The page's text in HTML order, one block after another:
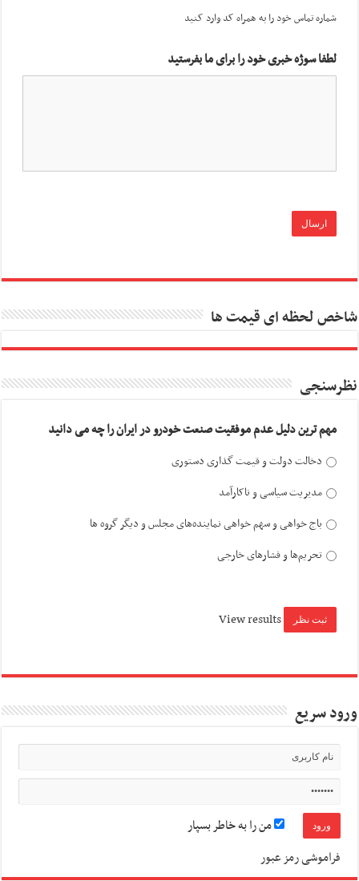
شماره تماس خود را به همراه کد وارد کنید
لطفا سوژه خبری خود را برای ما بفرستید
شاخص لحظه ای قیمت ها
نظرسنجی
مهم ترین دلیل عدم موفقیت صنعت خودرو در ایران را چه می دانید
دخالت دولت و قیمت گذاری دستوری
مدیریت سیاسی و ناکارآمد
باج خواهی و سهم خواهی نماینده‌های مجلس و دیگر گروه ها
تحریم‌ها و فشارهای خارجی
View results
ورود سریع
من را به خاطر بسپار
فراموشی رمز عبور